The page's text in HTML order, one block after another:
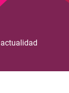
en
en
Humano que
contra